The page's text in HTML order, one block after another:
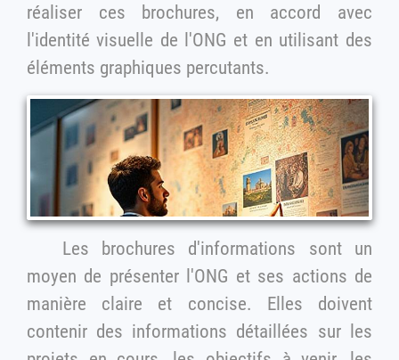
réaliser ces brochures, en accord avec
l'identité visuelle de l'ONG et en utilisant des
éléments graphiques percutants.
Les brochures d'informations sont un
moyen de présenter l'ONG et ses actions de
manière claire et concise. Elles doivent
contenir des informations détaillées sur les